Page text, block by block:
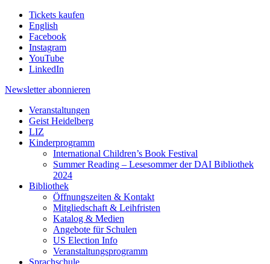
Tickets kaufen
English
Facebook
Instagram
YouTube
LinkedIn
Newsletter abonnieren
Veranstaltungen
Geist Heidelberg
LIZ
Kinderprogramm
International Children’s Book Festival
Summer Reading – Lesesommer der DAI Bibliothek
2024
Bibliothek
Öffnungszeiten & Kontakt
Mitgliedschaft & Leihfristen
Katalog & Medien
Angebote für Schulen
US Election Info
Veranstaltungsprogramm
Sprachschule